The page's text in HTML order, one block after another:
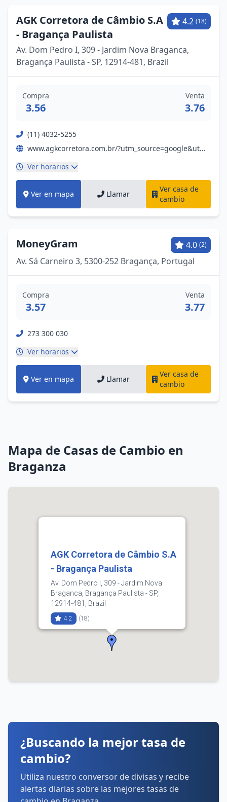
AGK Corretora de Câmbio S.A
- Bragança Paulista
4.2 (18)
Av. Dom Pedro I, 309 - Jardim Nova Braganca,
Bragança Paulista - SP, 12914-481, Brazil
Compra
3.56
Venta
3.76
(11) 4032-5255
www.agkcorretora.com.br/?utm_source=google&utm_medium=organic&utm_campaign=gmb-listing-braganca
Ver horarios
Ver en mapa Llamar
Ver casa de
cambio
MoneyGram 4.0 (2)
Av. Sá Carneiro 3, 5300-252 Bragança, Portugal
Compra
3.57
Venta
3.77
273 300 030
Ver horarios
Ver en mapa Llamar
Ver casa de
cambio
Mapa de Casas de Cambio en
Braganza
AGK Corretora de Câmbio S.A
- Bragança Paulista
Av. Dom Pedro I, 309 - Jardim Nova
Braganca, Bragança Paulista - SP,
12914-481, Brazil
4.2 (18)
Horarios:
jueves: 9:00–17:30
sábado: Cerrado
domingo: Cerrado
¿Buscando la mejor tasa de
cambio?
Utiliza nuestro conversor de divisas y recibe
alertas diarias sobre las mejores tasas de